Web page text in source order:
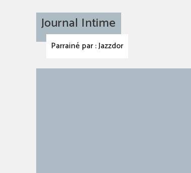
Journal Intime
Parrainé par : Jazzdor